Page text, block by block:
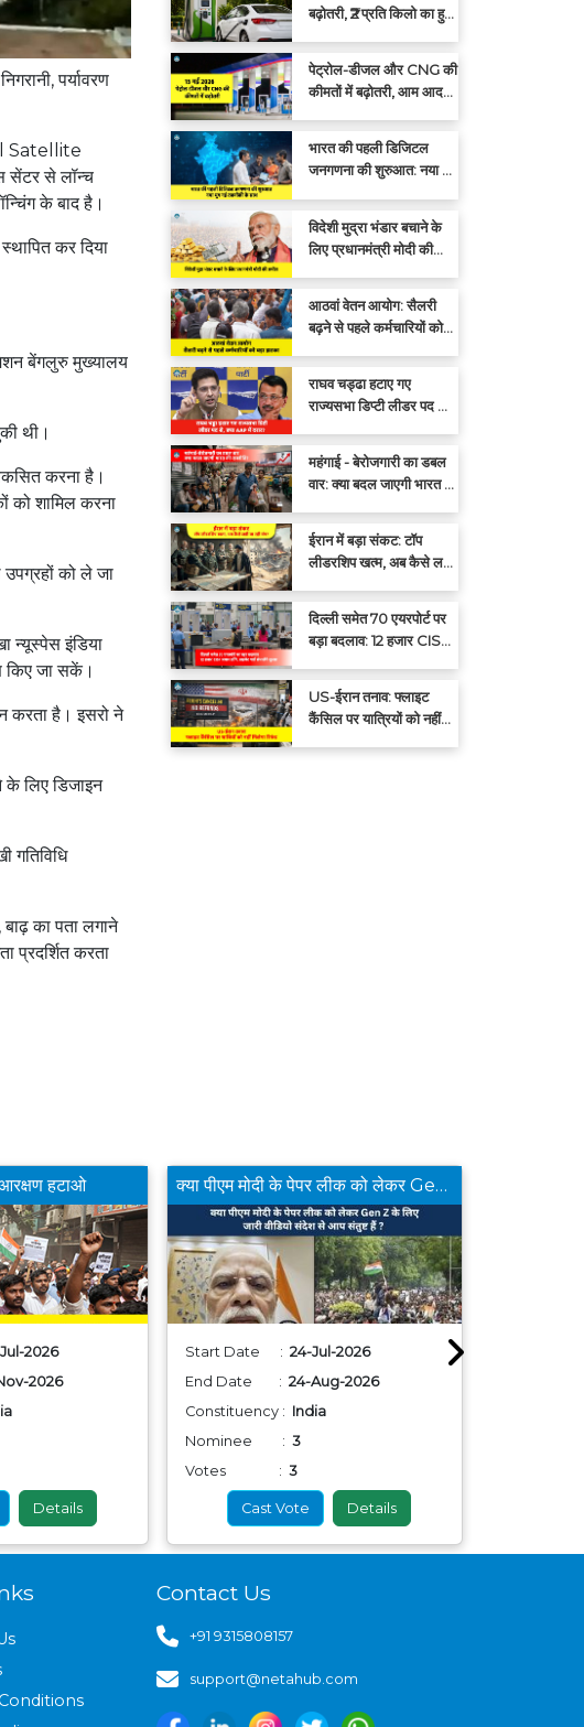
​​पर्यावरण
Satellite
सेंटर से लॉन्च
के बाद है।
कर दिया
बेंगलुरु मुख्यालय
थी।
करना है।
को शामिल करना
को ले जा
न्यूस्पेस इंडिया
किए जा सकें।
करता है। इसरो ने
लिए डिजाइन
गतिविधि
का पता लगाने
प्रदर्शित करता
बढ़ोतरी, ₹2 प्रति किलो का हुआ
पेट्रोल-डीजल और CNG की
कीमतों में बढ़ोतरी, आम आदमी
भारत की पहली डिजिटल
जनगणना की शुरुआत: नया युग
विदेशी मुद्रा भंडार बचाने के
लिए प्रधानमंत्री मोदी की
आठवां वेतन आयोग: सैलरी
बढ़ने से पहले कर्मचारियों को
राघव चड्ढा हटाए गए
राज्यसभा डिप्टी लीडर पद से,
महंगाई - बेरोजगारी का डबल
वार: क्या बदल जाएगी भारत की
ईरान में बड़ा संकट: टॉप
लीडरशिप खत्म, अब कैसे लड़ी
दिल्ली समेत 70 एयरपोर्ट पर
बड़ा बदलाव: 12 हजार CISF
संभालेंगे सुरक्षा
US-ईरान तनाव: फ्लाइट
कैंसिल पर यात्रियों को नहीं
हटाओ
2026
2026
Details
क्या पीएम मोदी के पेपर लीक को लेकर Gen Z के लिए जारी वीडियो संदेश से आप संतुष्ट हैं ?
Start Date : 24-Jul-2026
End Date : 24-Aug-2026
Constituency : India
Nominee : 3
Votes : 3
Cast Vote Details
Contact Us
+91 9315808157
support@netahub.com